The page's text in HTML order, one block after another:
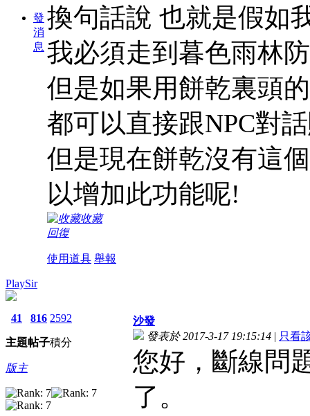
發
消
息
換句話說 也就是假如
我必須走到暮色雨林
但是如果用餅乾裏頭
都可以直接跟NPC對
但是現在餅乾沒有這
以增加此功能呢!
收藏
回復
使用道具 舉報
PlaySir
41
主題
816
帖子
2592
積分
版主
沙發
發表於 2017-3-17 19:15:14 | 只看
您好，斷線問
了。